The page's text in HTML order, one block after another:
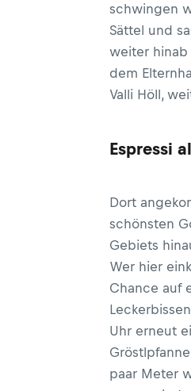
schwingen
Sättel und
weiter hinab
dem
Valli Höll,
Espressi
Dort
schönsten
Gebiets
Wer hier
Chance auf
Uhr erneut
paar Meter